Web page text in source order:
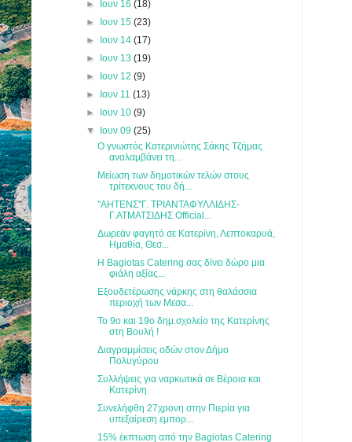
► Ιουν 16 (18)
► Ιουν 15 (23)
► Ιουν 14 (17)
► Ιουν 13 (19)
► Ιουν 12 (9)
► Ιουν 11 (13)
► Ιουν 10 (9)
▼ Ιουν 09 (25)
Ο γνωστός Κατερινιώτης Σάκης Τζήμας
αναλαμβάνει τη...
Μείωση των δημοτικών τελών στους
τρίτεκνους του δή...
''ΑΗΤΕΝΣ''Γ. ΤΡΙΑΝΤΑΦΥΛΛΙΔΗΣ-
Γ.ΑΤΜΑΤΣΙΔΗΣ Official...
Δωρεάν φαγητό σε Κατερίνη, Λεπτοκαρυά,
Ημαθία, Θεσ...
Η Bagiotas Catering σας δίνει δώρο μια
φιάλη αξίας...
Εξουδετέρωσης νάρκης στη θαλάσσια
περιοχή των Μεσα...
Το 9ο και 19ο δημ.σχολείo της Κατερίνης
στη Βουλή !
Διαγραμμίσεις οδών στον Δήμο
Πολυγύρου
Συλλήψεις για ναρκωτικά σε Βέροια και
Κατερίνη
Συνελήφθη 27χρονη στην Πιερία για
υπεξαίρεση εμπορ...
15% έκπτωση από την Bagiotas Catering